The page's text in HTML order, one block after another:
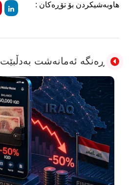
هاوبەشیکردن بۆ تۆڕەکان :
ڕەنگە ئەمانەشت بەدڵبێت